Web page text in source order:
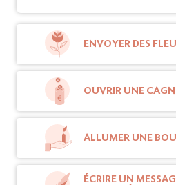
ENVOYER DES
OUVRIR UNE
ALLUMER UNE
ÉCRIRE UN